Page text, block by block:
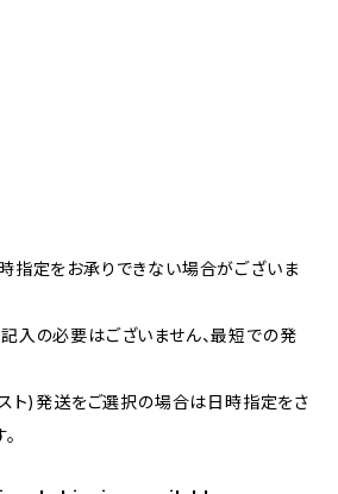
指定をお承りできない場合がございま
入の必要はございません、最短での発
ト)発送をご選択の場合は日時指定をさ